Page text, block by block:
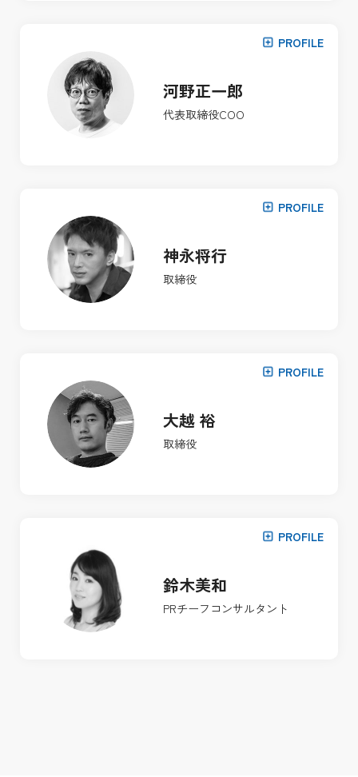
PROFILE
河野正一郎
代表取締役COO
PROFILE
神永将行
取締役
PROFILE
大越 裕
取締役
PROFILE
鈴木美和
PRチーフコンサルタント